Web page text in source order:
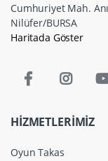
Cumhuriyet Mah.
Nilüfer/BURSA
Haritada Göster
HİZMETLERİMİZ
Oyun Takas